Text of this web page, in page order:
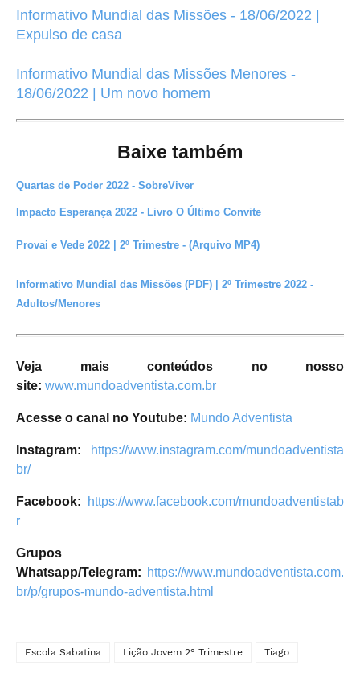
Informativo Mundial das Missões - 18/06/2022 |
Expulso de casa
Informativo Mundial das Missões Menores -
18/06/2022 | Um novo homem
Baixe também
Quartas de Poder 2022 - SobreViver
Impacto Esperança 2022 - Livro O Último Convite
Provai e Vede 2022 | 2º Trimestre - (Arquivo MP4)
Informativo Mundial das Missões (PDF) | 2º Trimestre 2022 -
Adultos/Menores
Veja mais conteúdos no nosso
site: www.mundoadventista.com.br
Acesse o canal no Youtube: Mundo Adventista
Instagram:
https://www.instagram.com/mundoadventista
br/
Facebook:
https://www.facebook.com/mundoadventistab
r
Grupos
Whatsapp/Telegram: https://www.mundoadventista.com.
br/p/grupos-mundo-adventista.html
Escola Sabatina Lição Jovem 2° Trimestre Tiago